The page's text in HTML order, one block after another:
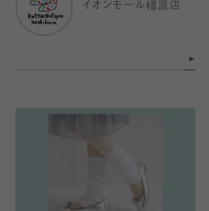
イオンモール橿原店